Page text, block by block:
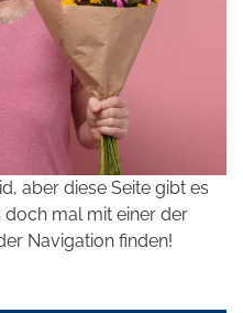
aber diese Seite gibt es
doch mal mit einer der
Navigation finden!